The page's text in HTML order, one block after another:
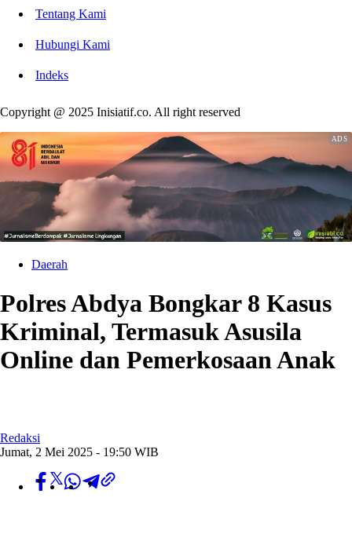
Tentang Kami
Hubungi Kami
Indeks
Copyright @ 2025 Inisiatif.co. All right reserved
Daerah
Polres Abdya Bongkar 8 Kasus
Kriminal, Termasuk Asusila
Online dan Pemerkosaan Anak
Redaksi
Jumat, 2 Mei 2025 - 19:50 WIB